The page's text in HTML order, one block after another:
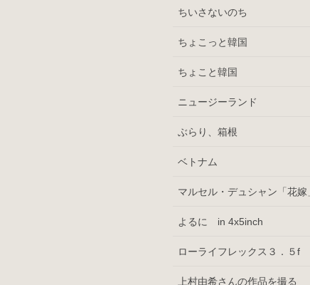
ちいさないのち
ちょこっと韓国
ちょこと韓国
ニュージーランド
ぶらり、箱根
ベトナム
マルセル・デュシャン「花嫁
よるに in 4x5inch
ローライフレックス３．５f
上村由希さんの作品を撮る